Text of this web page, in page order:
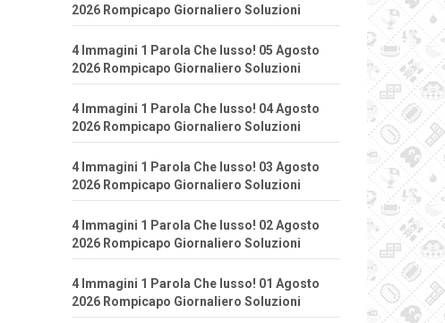
2026 Rompicapo Giornaliero Soluzioni
4 Immagini 1 Parola Che lusso! 05 Agosto
2026 Rompicapo Giornaliero Soluzioni
4 Immagini 1 Parola Che lusso! 04 Agosto
2026 Rompicapo Giornaliero Soluzioni
4 Immagini 1 Parola Che lusso! 03 Agosto
2026 Rompicapo Giornaliero Soluzioni
4 Immagini 1 Parola Che lusso! 02 Agosto
2026 Rompicapo Giornaliero Soluzioni
4 Immagini 1 Parola Che lusso! 01 Agosto
2026 Rompicapo Giornaliero Soluzioni